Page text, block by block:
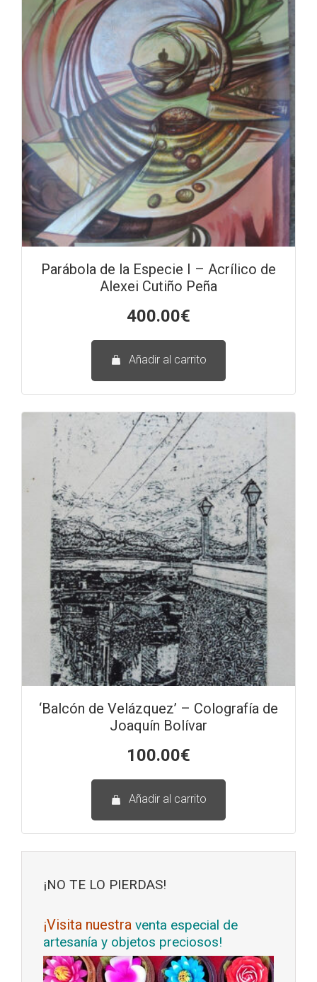
Parábola de la Especie I – Acrílico de
Alexei Cutiño Peña
400.00€
Añadir al carrito
‘Balcón de Velázquez’ – Colografía de
Joaquín Bolívar
100.00€
Añadir al carrito
¡NO TE LO PIERDAS!
¡Visita nuestra venta especial de
artesanía y objetos preciosos!